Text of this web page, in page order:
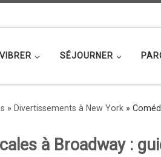
VIBRER SÉJOURNER
» Divertissements à New York »
à Broadway :